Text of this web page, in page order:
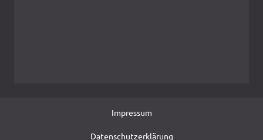
Impressum
Datenschutzerklärung